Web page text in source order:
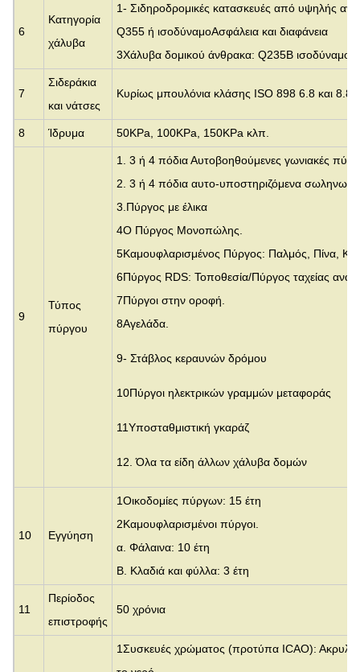
6
Κατηγορία
χάλυβα
1- Σιδηροδρομικές κατασκευές από υψηλής
Q355 ή ισοδύναμοΑσφάλεια και διαφάνεια
3Χάλυβα δομικού άνθρακα: Q235B ισοδύναμο
7
Σιδεράκια
και νάτσες
Κυρίως μπουλόνια κλάσης ISO 898 6.8 και 8.8
8 Ίδρυμα 50KPa, 100KPa, 150KPa κλπ.
9
Τύπος
πύργου
1. 3 ή 4 πόδια Αυτοβοηθούμενες γωνιακές
2. 3 ή 4 πόδια αυτο-υποστηριζόμενα
3. Πύργος με έλικα
4Ο Πύργος Μονοπώλης.
5Καμουφλαρισμένος Πύργος: Παλμός, Πίνα,
6Πύργος RDS: Τοποθεσία/Πύργος ταχείας
7Πύργοι στην οροφή.
8Αγελάδα.
9- Στάβλος κεραυνών δρόμου
10Πύργοι ηλεκτρικών γραμμών μεταφοράς
11Υποσταθμιστική γκαράζ
12. Όλα τα είδη άλλων χάλυβα δομών
10 Εγγύηση
1Οικοδομίες πύργων: 15 έτη
2Καμουφλαρισμένοι πύργοι.
α. Φάλαινα: 10 έτη
Β. Κλαδιά και φύλλα: 3 έτη
11
Περίοδος
επιστροφής
50 χρόνια
1Συσκευές χρώματος (προτύπα ICAO):